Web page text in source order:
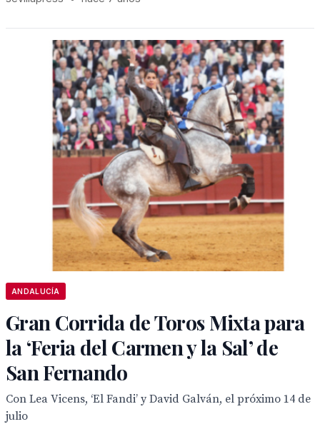
ANDALUCÍA
Gran Corrida de Toros Mixta para
la ‘Feria del Carmen y la Sal’ de
San Fernando
Con Lea Vicens, ‘El Fandi’ y David Galván, el próximo 14 de
julio